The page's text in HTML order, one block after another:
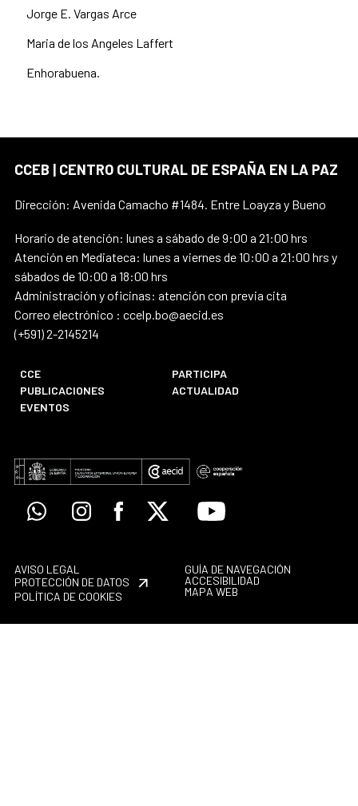
Jorge E. Vargas Arce
Maria de los Angeles Laffert
Enhorabuena.
CCEB | CENTRO CULTURAL DE ESPAÑA EN LA PAZ
Dirección: Avenida Camacho #1484. Entre Loayza y Bueno
Horario de atención: lunes a sábado de 9:00 a 21:00 hrs
Atención en Mediateca: lunes a viernes de 10:00 a 21:00 hrs y
sábados de 10:00 a 18:00 hrs
Administración y oficinas: atención con previa cita
Correo electrónico : ccelp.bo@aecid.es
(+591) 2-2145214
CCE
PARTICIPA
PUBLICACIONES
ACTUALIDAD
EVENTOS
WhatsappInstagramFacebook
X Youtube
AVISO LEGAL
PROTECCIÓN DE DATOS
POLÍTICA DE COOKIES
GUÍA DE NAVEGACIÓN
ACCESIBILIDAD
MAPA WEB